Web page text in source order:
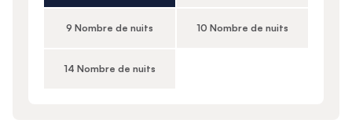
9 Nombre de nuits 10 Nombre de nuits
14 Nombre de nuits